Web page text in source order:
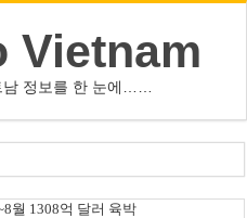
Vietnam
정보를 한 눈에……
자 신원 확인
월 1308억 달러 육박